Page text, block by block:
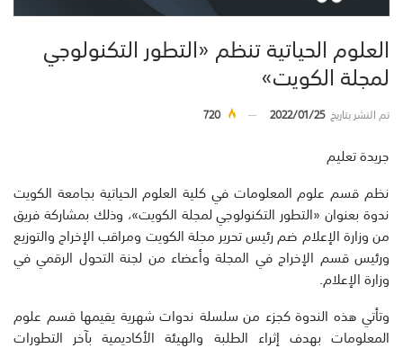
العلوم الحياتية تنظم «التطور التكنولوجي
لمجلة الكويت»
تم النشر بتاريخ2022/01/25
720
جريدة تعليم
نظم قسم علوم المعلومات في كلية العلوم الحياتية بجامعة الكويت
ندوة بعنوان «التطور التكنولوجي لمجلة الكويت»، وذلك بمشاركة فريق
من وزارة الإعلام ضم رئيس تحرير مجلة الكويت ومراقب الإخراج والتوزيع
ورئيس قسم الإخراج في المجلة وأعضاء من لجنة التحول الرقمي في
وزارة الإعلام.
وتأتي هذه الندوة كجزء من سلسلة ندوات شهرية يقيمها قسم علوم
المعلومات بهدف إثراء الطلبة والهيئة الأكاديمية بآخر التطورات